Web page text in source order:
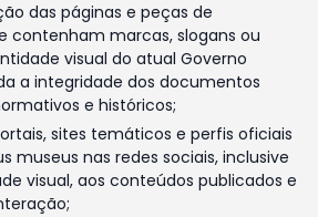
das páginas e peças de
contenham marcas, slogans ou
visual do atual Governo
a integridade dos documentos
e históricos;
sites temáticos e perfis oficiais
museus nas redes sociais, inclusive
visual, aos conteúdos publicados e